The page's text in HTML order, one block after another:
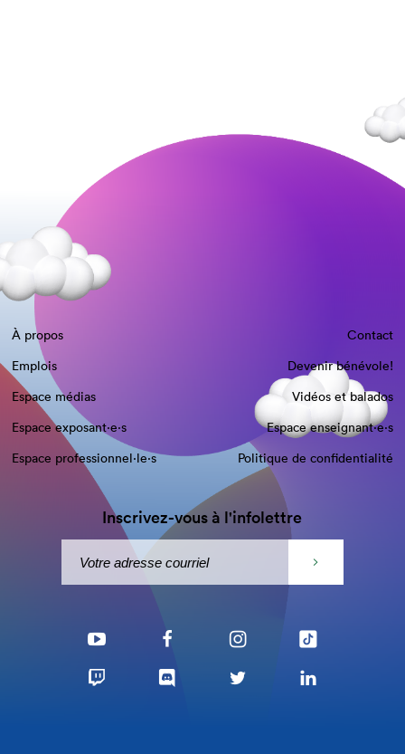
À propos
Contact
Emplois
Devenir bénévole!
Espace médias
Vidéos et balados
Espace exposant·e⋅s
Espace enseignant·e⋅s
Espace professionnel·le⋅s
Politique de confidentialité
Inscrivez-vous à l'infolettre